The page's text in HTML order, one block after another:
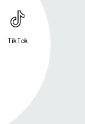
TikTok